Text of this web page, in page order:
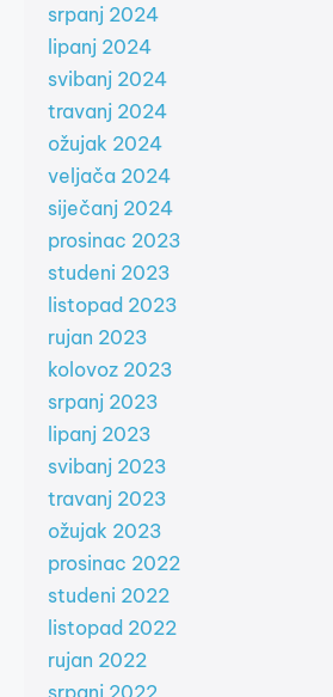
srpanj 2024
lipanj 2024
svibanj 2024
travanj 2024
ožujak 2024
veljača 2024
siječanj 2024
prosinac 2023
studeni 2023
listopad 2023
rujan 2023
kolovoz 2023
srpanj 2023
lipanj 2023
svibanj 2023
travanj 2023
ožujak 2023
prosinac 2022
studeni 2022
listopad 2022
rujan 2022
srpanj 2022